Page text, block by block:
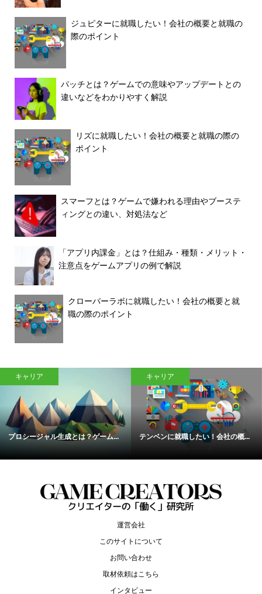
ジュピターに就職したい！会社の概要と就職の
際のポイント
パッチとは？ゲームでの意味やアップデートとの
違いなどをわかりやすく解説
リズに就職したい！会社の概要と就職の際の
ポイント
スマーフとは？ゲームで嫌われる理由やブーステ
ィングとの違い、対処法など
「アプリ内課金」とは？仕組み・種類・メリット・
注意点をゲームアプリの例で解説
クローバーラボに就職したい！会社の概要と就
職の際のポイント
キャリア
プロシージャル生成とは？ゲーム...
キャリア
テンベンに就職したい！会社の概...
運営会社
このサイトについて
お問い合わせ
取材依頼はこちら
インタビュー